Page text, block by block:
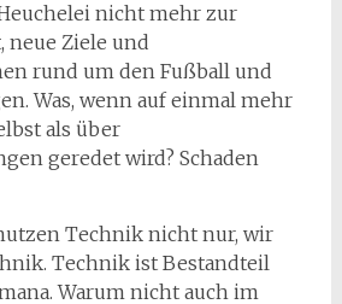
nicht mehr zur
neue Ziele und
rund um den Fußball und
Was, wenn auf einmal mehr
als über
geredet wird? Schaden
Technik nicht nur, wir
Technik ist Bestandteil
Warum nicht auch im